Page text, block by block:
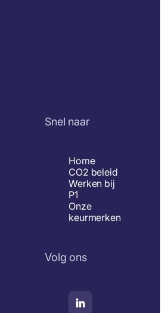
Snel naar
Home
CO2 beleid
Werken bij
P1
Onze
keurmerken
Volg ons